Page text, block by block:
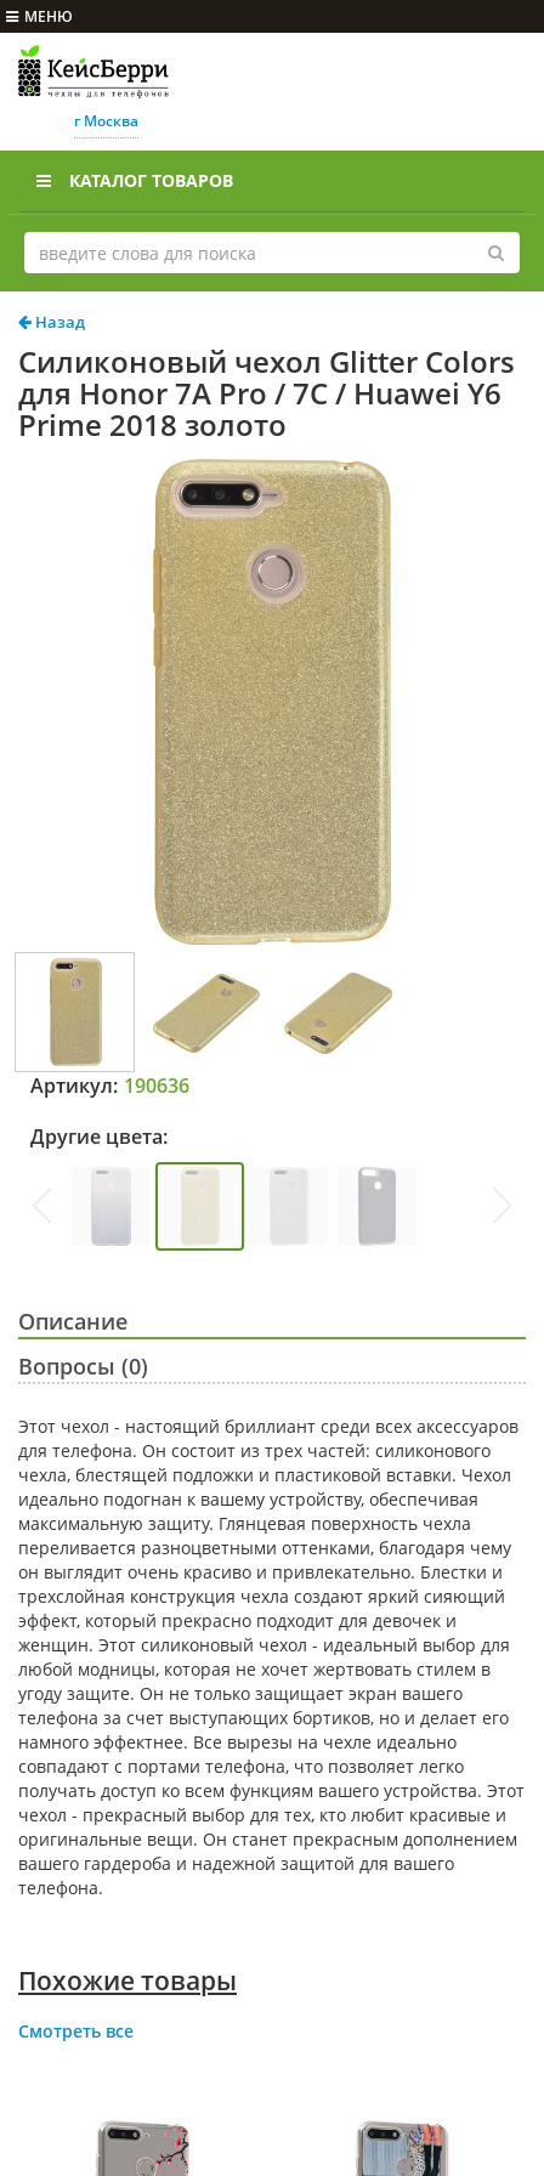
МЕНЮ
г Москва
КАТАЛОГ ТОВАРОВ
Назад
Силиконовый чехол Glitter Colors
для Honor 7A Pro / 7C / Huawei Y6
Prime 2018 золото
Артикул: 190636
Другие цвета:
Описание
Вопросы (0)
Этот чехол - настоящий бриллиант среди всех аксессуаров
для телефона. Он состоит из трех частей: силиконового
чехла, блестящей подложки и пластиковой вставки. Чехол
идеально подогнан к вашему устройству, обеспечивая
максимальную защиту. Глянцевая поверхность чехла
переливается разноцветными оттенками, благодаря чему
он выглядит очень красиво и привлекательно. Блестки и
трехслойная конструкция чехла создают яркий сияющий
эффект, который прекрасно подходит для девочек и
женщин. Этот силиконовый чехол - идеальный выбор для
любой модницы, которая не хочет жертвовать стилем в
угоду защите. Он не только защищает экран вашего
телефона за счет выступающих бортиков, но и делает его
намного эффектнее. Все вырезы на чехле идеально
совпадают с портами телефона, что позволяет легко
получать доступ ко всем функциям вашего устройства. Этот
чехол - прекрасный выбор для тех, кто любит красивые и
оригинальные вещи. Он станет прекрасным дополнением
вашего гардероба и надежной защитой для вашего
телефона.
Похожие товары
Смотреть все